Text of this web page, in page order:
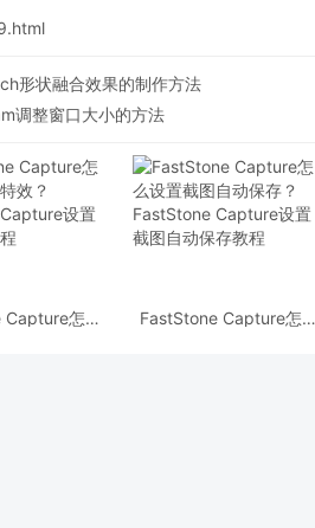
形状融合效果的制作方法
调整窗口大小的方法
怎么
FastStone Capture怎么